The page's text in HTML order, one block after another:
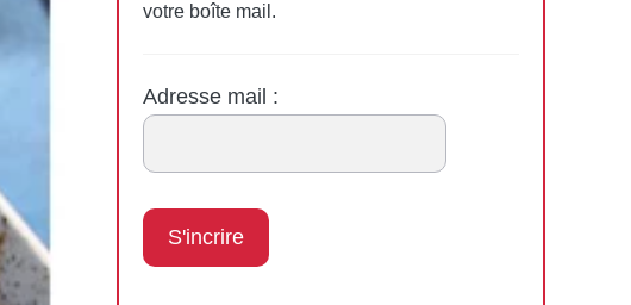
votre boîte mail.
Adresse mail :